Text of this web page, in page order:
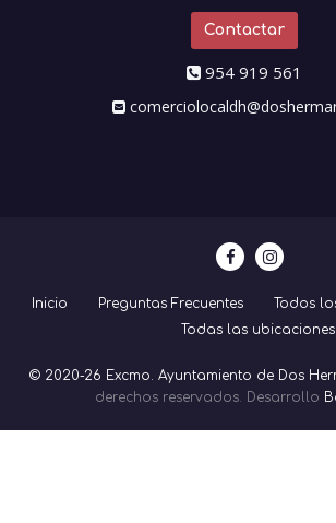
Contactar
954 919 561
Inicio Preguntas Frecuentes
Todos
Todas las ubicaciones
© 2020-26 Excmo. Ayuntamiento de Dos
derechos reservados. Desarrollo